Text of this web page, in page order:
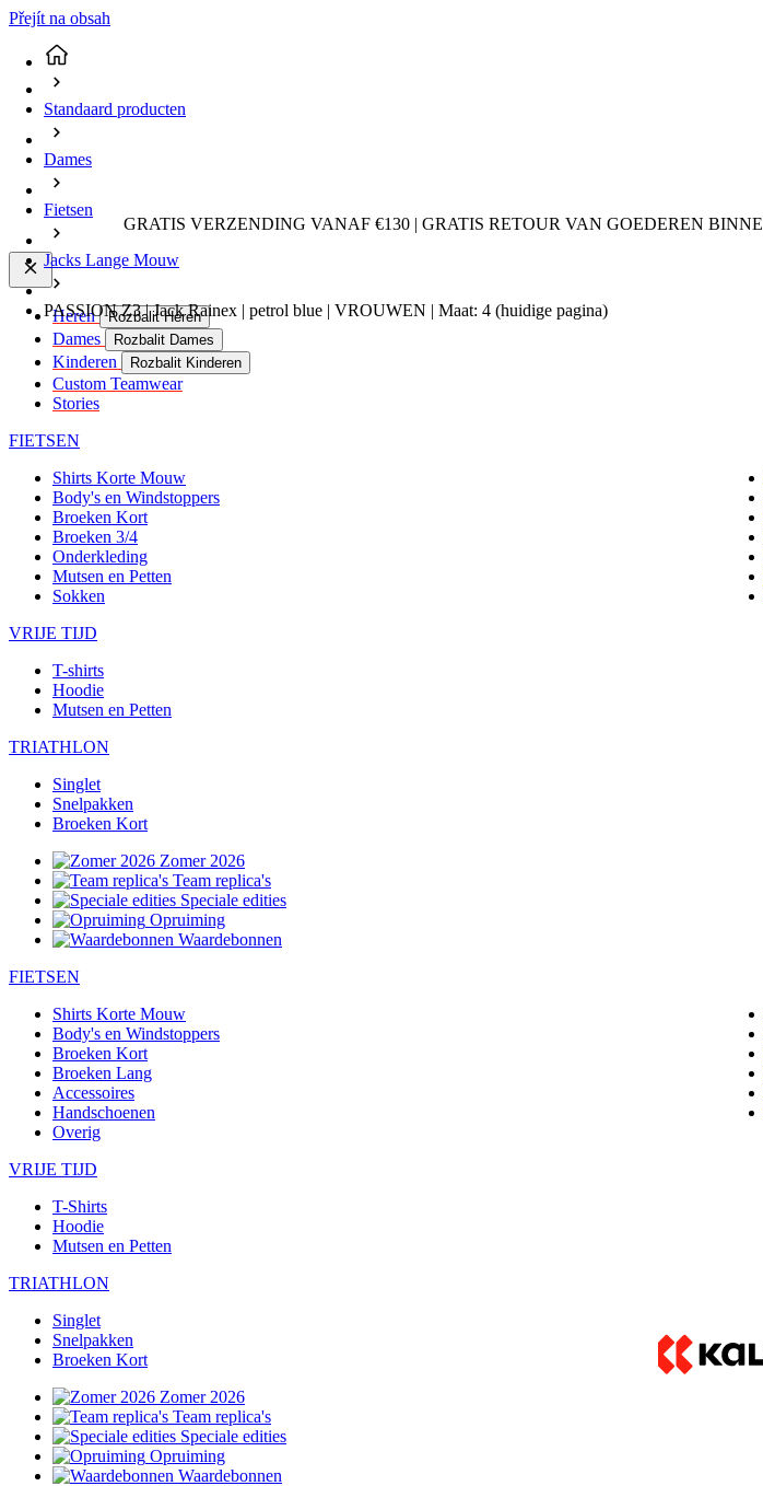
Přejít na obsah
GRATIS VERZENDING VANAF €130 | GRATIS RETOUR VAN GOEDEREN
Heren Rozbalit Heren
Dames Rozbalit Dames
Kinderen Rozbalit Kinderen
Custom Teamwear
Stories
FIETSEN
Shirts Korte Mouw
Body's en Windstoppers
Broeken Kort
Broeken 3/4
Onderkleding
Mutsen en Petten
Sokken
VRIJE TIJD
T-shirts
Hoodie
Mutsen en Petten
TRIATHLON
Singlet
Snelpakken
Broeken Kort
Zomer 2026
Team replica's
Speciale edities
Opruiming
Waardebonnen
FIETSEN
Shirts Korte Mouw
Body's en Windstoppers
Broeken Kort
Broeken Lang
Accessoires
Handschoenen
Overig
VRIJE TIJD
T-Shirts
Hoodie
Mutsen en Petten
TRIATHLON
Singlet
Snelpakken
Broeken Kort
Zomer 2026
Team replica's
Speciale edities
Opruiming
Waardebonnen
Standaard producten
Dames
Fietsen
Jacks Lange Mouw
PASSION Z3 | Jack Rainex | petrol blue | VROUWEN | Maat: 4 (huidige pagina)